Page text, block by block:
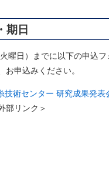
期日
曜日）までに以下の申込フ
お申込みください。
技術センター 研究成果発表
部リンク＞